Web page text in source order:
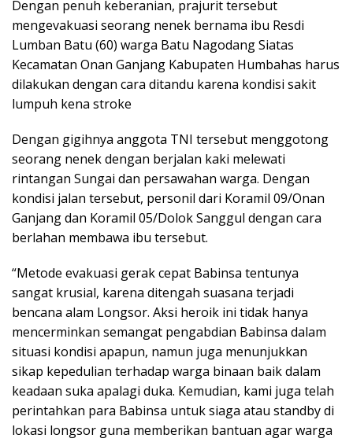
Dengan penuh keberanian, prajurit tersebut
mengevakuasi seorang nenek bernama ibu Resdi
Lumban Batu (60) warga Batu Nagodang Siatas
Kecamatan Onan Ganjang Kabupaten Humbahas harus
dilakukan dengan cara ditandu karena kondisi sakit
lumpuh kena stroke
Dengan gigihnya anggota TNI tersebut menggotong
seorang nenek dengan berjalan kaki melewati
rintangan Sungai dan persawahan warga. Dengan
kondisi jalan tersebut, personil dari Koramil 09/Onan
Ganjang dan Koramil 05/Dolok Sanggul dengan cara
berlahan membawa ibu tersebut.
“Metode evakuasi gerak cepat Babinsa tentunya
sangat krusial, karena ditengah suasana terjadi
bencana alam Longsor. Aksi heroik ini tidak hanya
mencerminkan semangat pengabdian Babinsa dalam
situasi kondisi apapun, namun juga menunjukkan
sikap kepedulian terhadap warga binaan baik dalam
keadaan suka apalagi duka. Kemudian, kami juga telah
perintahkan para Babinsa untuk siaga atau standby di
lokasi longsor guna memberikan bantuan agar warga